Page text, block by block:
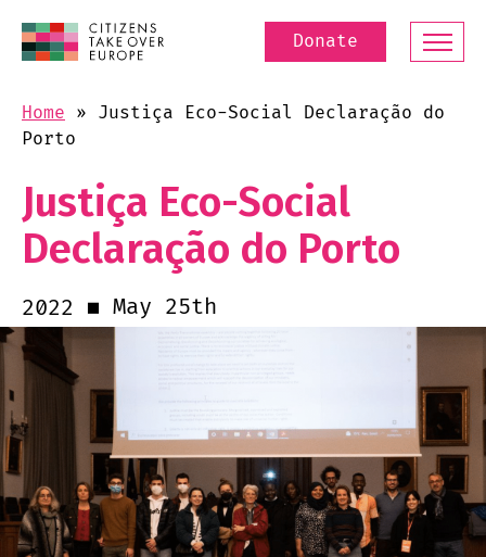
Donate
Home » Justiça Eco-Social Declaração do
Porto
Justiça Eco-Social
Declaração do Porto
2022 May 25th